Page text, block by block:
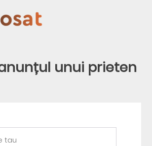
unui prieten